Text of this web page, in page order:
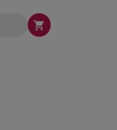
